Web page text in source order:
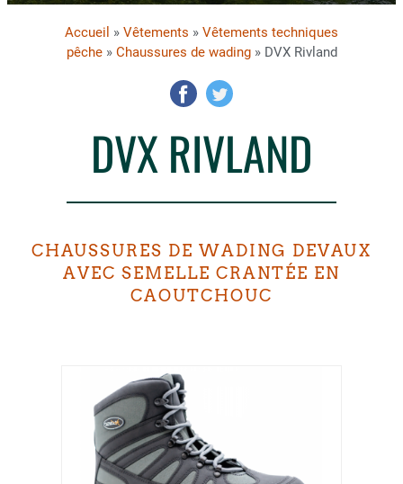
Accueil » Vêtements » Vêtements techniques
pêche» Chaussures de wading» DVX Rivland
DVX RIVLAND
CHAUSSURES DE WADING DEVAUX
AVEC SEMELLE CRANTÉE EN
CAOUTCHOUC